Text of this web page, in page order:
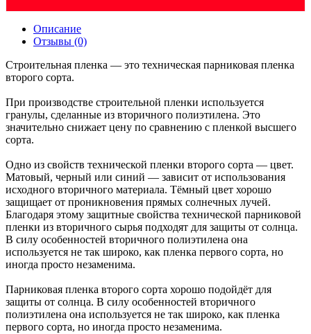
Описание
Отзывы (0)
Строительная пленка — это техническая парниковая пленка
второго сорта.
При производстве строительной пленки используется
гранулы, сделанные из вторичного полиэтилена. Это
значительно снижает цену по сравнению с пленкой высшего
сорта.
Одно из свойств технической пленки второго сорта — цвет.
Матовый, черный или синий — зависит от использования
исходного вторичного материала. Тёмный цвет хорошо
защищает от проникновения прямых солнечных лучей.
Благодаря этому защитные свойства технической парниковой
пленки из вторичного сырья подходят для защиты от солнца.
В силу особенностей вторичного полиэтилена она
используется не так широко, как пленка первого сорта, но
иногда просто незаменима.
Парниковая пленка второго сорта хорошо подойдёт для
защиты от солнца. В силу особенностей вторичного
полиэтилена она используется не так широко, как пленка
первого сорта, но иногда просто незаменима.